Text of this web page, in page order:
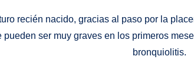
recién nacido, gracias al paso por la
pueden ser muy graves en los primeros
bronquiolitis.